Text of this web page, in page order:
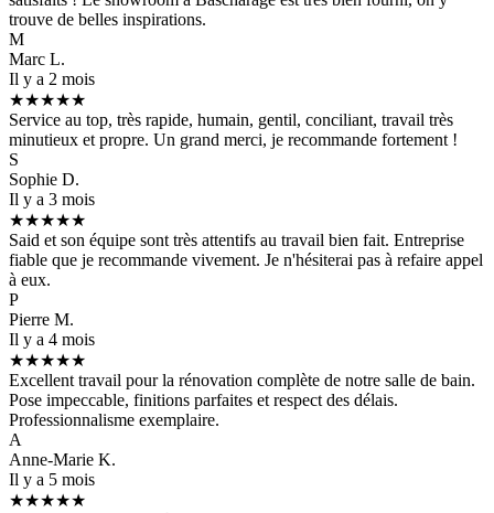
trouve de belles inspirations.
M
Marc L.
Il y a 2 mois
★★★★★
Service au top, très rapide, humain, gentil, conciliant, travail très
minutieux et propre. Un grand merci, je recommande fortement !
S
Sophie D.
Il y a 3 mois
★★★★★
Said et son équipe sont très attentifs au travail bien fait. Entreprise
fiable que je recommande vivement. Je n'hésiterai pas à refaire appel
à eux.
P
Pierre M.
Il y a 4 mois
★★★★★
Excellent travail pour la rénovation complète de notre salle de bain.
Pose impeccable, finitions parfaites et respect des délais.
Professionnalisme exemplaire.
A
Anne-Marie K.
Il y a 5 mois
★★★★★